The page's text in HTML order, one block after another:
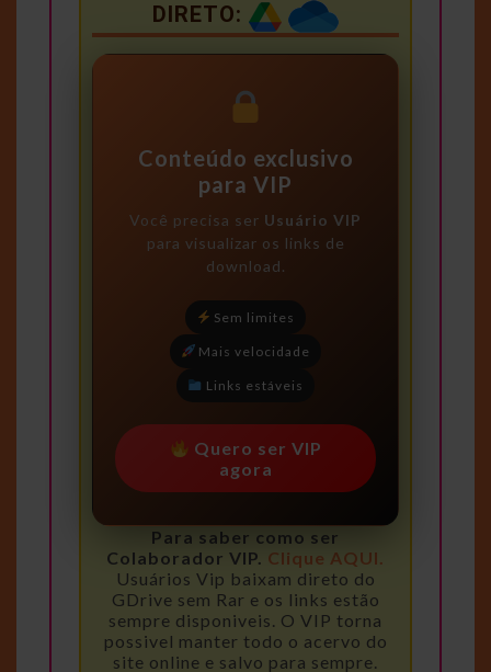
DIRETO:
Conteúdo exclusivo
para VIP
Você precisa ser Usuário VIP
para visualizar os links de
download.
Sem limites
Mais velocidade
Links estáveis
Quero ser VIP
agora
Para saber como ser
Colaborador VIP. Clique AQUI.
Usuários Vip baixam direto do
GDrive sem Rar e os links estão
sempre disponiveis. O VIP torna
possivel manter todo o acervo do
site online e salvo para sempre.